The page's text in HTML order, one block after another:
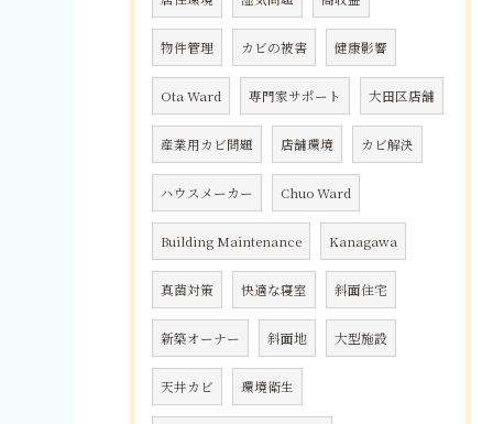
物件管理 カビの被害 健康影響
Ota Ward 専門家サポート 大田区店舗
産業用カビ問題 店舗環境 カビ解決
ハウスメーカー Chuo Ward
Building Maintenance Kanagawa
真菌対策 快適な寝室 斜面住宅
新築オーナー 斜面地 大型施設
天井カビ 環境衛生